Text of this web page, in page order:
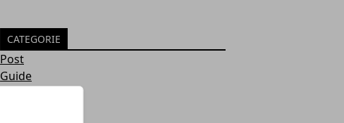
CATEGORIE
Post
Guide